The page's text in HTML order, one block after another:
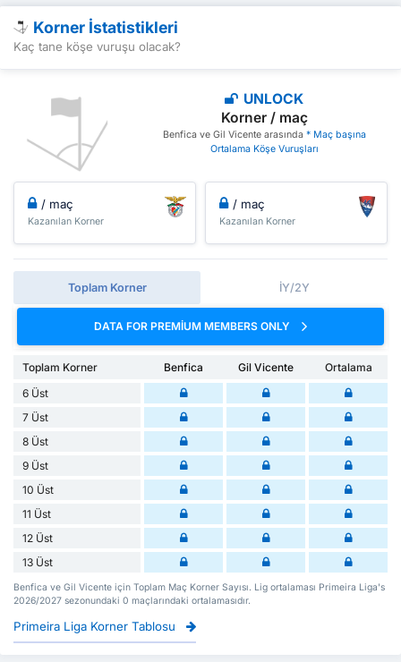
Korner İstatistikleri
Kaç tane köşe vuruşu olacak?
UNLOCK
Korner / maç
Benfica ve Gil Vicente arasında * Maç başına
Ortalama Köşe Vuruşları
/ maç
Kazanılan Korner
/ maç
Kazanılan Korner
Toplam Korner İY/2Y
DATA FOR PREMIUM MEMBERS ONLY
Toplam Korner Benfica Gil Vicente
Ortalama
6 Üst
7 Üst
8 Üst
9 Üst
10 Üst
11 Üst
12 Üst
13 Üst
Benfica ve Gil Vicente için Toplam Maç Korner Sayısı. Lig ortalaması Primeira Liga's
2026/2027 sezonundaki 0 maçlarındaki ortalamasıdır.
Primeira Liga Korner Tablosu